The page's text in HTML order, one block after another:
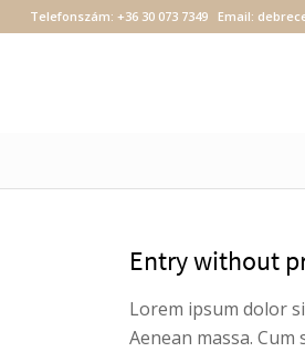
Telefonszám: +36 30 073 7349Email:
Entry without
Lorem ipsum dolor
Aenean massa.